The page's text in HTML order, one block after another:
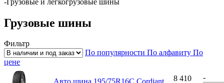
Грузовые шины
Фильтр
По популярности По алфавиту По
цене
8 410
-